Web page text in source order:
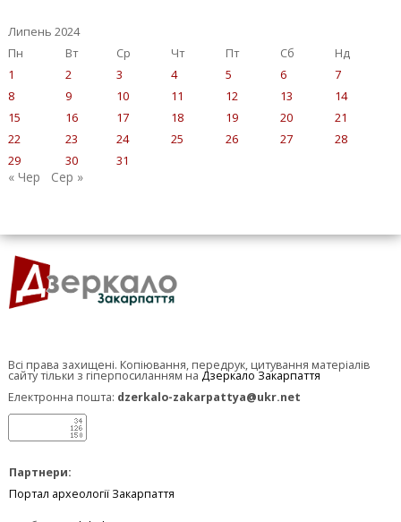
Липень 2024
Пн
Вт Ср Чт Пт Сб
Нд
1
2 3 4 5 6
7
8
9 10 11 12 13
14
15
16 17 18 19 20
21
22
23 24 25 26 27
28
29
30 31
« Чер Сер »
Всі права захищені. Копіювання, передрук, цитування матеріалів
сайту тільки з гіперпосиланням на Дзеркало Закарпаття
Електронна пошта: dzerkalo-zakarpattya@ukr.net
Партнери:
Портал археології Закарпаття